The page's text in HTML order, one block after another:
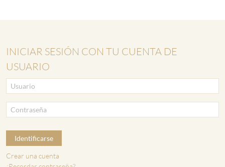
INICIAR SESIÓN CON TU CUENTA DE
USUARIO
Identificarse
Crear una cuenta